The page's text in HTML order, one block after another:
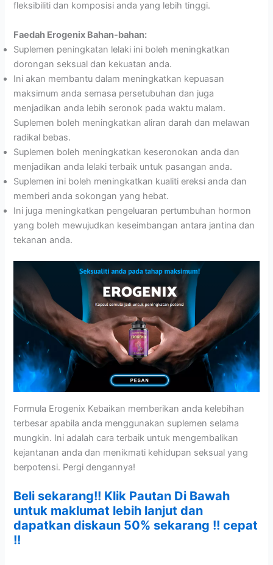
fleksibiliti dan komposisi anda yang lebih tinggi.
Faedah Erogenix Bahan-bahan:
Suplemen peningkatan lelaki ini boleh meningkatkan
dorongan seksual dan kekuatan anda.
Ini akan membantu dalam meningkatkan kepuasan
maksimum anda semasa persetubuhan dan juga
menjadikan anda lebih seronok pada waktu malam.
Suplemen boleh meningkatkan aliran darah dan melawan
radikal bebas.
Suplemen boleh meningkatkan keseronokan anda dan
menjadikan anda lelaki terbaik untuk pasangan anda.
Suplemen ini boleh meningkatkan kualiti ereksi anda dan
memberi anda sokongan yang hebat.
Ini juga meningkatkan pengeluaran pertumbuhan hormon
yang boleh mewujudkan keseimbangan antara jantina dan
tekanan anda.
Formula Erogenix Kebaikan memberikan anda kelebihan
terbesar apabila anda menggunakan suplemen selama
mungkin. Ini adalah cara terbaik untuk mengembalikan
kejantanan anda dan menikmati kehidupan seksual yang
berpotensi. Pergi dengannya!
Beli sekarang!! Klik Pautan Di Bawah
untuk maklumat lebih lanjut dan
dapatkan diskaun 50% sekarang !! cepat
!!